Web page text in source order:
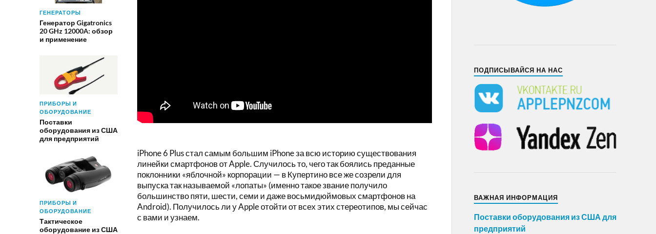
ГЕНЕРАТОРЫ
Генератор Gigatronics
20 GHz 12000A: обзор
и применение
ПРИБОРЫ И
ОБОРУДОВАНИЕ
Поставки
оборудования из США
для предприятий
ПРИБОРЫ И
ОБОРУДОВАНИЕ
Тактическое
оборудование из США
iPhone 6 Plus стал самым большим iPhone за всю историю существования
линейки смартфонов от Apple. Случилось то, чего так боялись преданные
поклонники «яблочной» корпорации — в Купертино все же созрели для
выпуска так называемой «лопаты» (именно такое звание получило
большинство пяти, шести, семи и даже восьмидюймовых смартфонов на
Android). Получилось ли у Apple отойти от всех этих стереотипов, мы сейчас
с вами и узнаем.
ПОДПИСЫВАЙСЯ НА НАС
ВАЖНАЯ ИНФОРМАЦИЯ
Поставки оборудования из США для
предприятий